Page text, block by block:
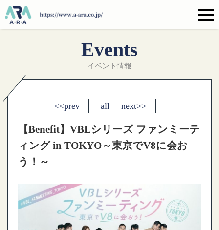
Events
イベント情報
<<prev all next>>
【Benefit】VBLシリーズ ファンミーテ
ィング in TOKYO～東京でV8に会お
う！～